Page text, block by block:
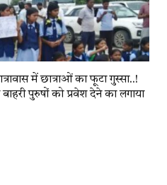
में छात्राओं का फूटा गुस्सा..!
पुरुषों को प्रवेश देने का लगाया